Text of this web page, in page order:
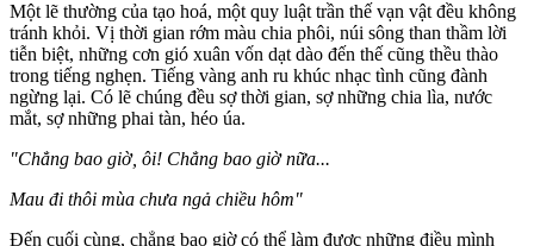
Một lẽ thường của tạo hoá, một quy luật trần thế vạn vật đều không
tránh khỏi. Vị thời gian rớm màu chia phôi, núi sông than thầm lời
tiễn biệt, những cơn gió xuân vốn dạt dào đến thế cũng thều thào
trong tiếng nghẹn. Tiếng vàng anh ru khúc nhạc tình cũng đành
ngừng lại. Có lẽ chúng đều sợ thời gian, sợ những chia lìa, nước
mắt, sợ những phai tàn, héo úa.
"Chẳng bao giờ, ôi! Chẳng bao giờ nữa...
Mau đi thôi mùa chưa ngả chiều hôm"
Đến cuối cùng, chẳng bao giờ có thể làm được những điều mình